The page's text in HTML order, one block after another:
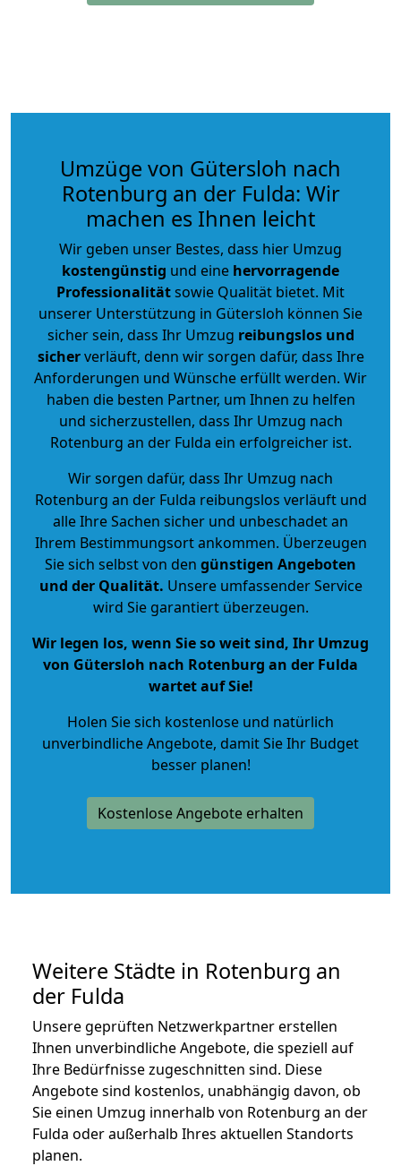
Umzüge von Gütersloh nach
Rotenburg an der Fulda: Wir
machen es Ihnen leicht
Wir geben unser Bestes, dass hier Umzug
kostengünstig und eine hervorragende
Professionalitätsowie Qualität bietet. Mit
unserer Unterstützung in Gütersloh können Sie
sicher sein, dass Ihr Umzug reibungslos und
sicherverläuft, denn wir sorgen dafür, dass Ihre
Anforderungen und Wünsche erfüllt werden. Wir
haben die besten Partner, um Ihnen zu helfen
und sicherzustellen, dass Ihr Umzug nach
Rotenburg an der Fulda ein erfolgreicher ist.
Wir sorgen dafür, dass Ihr Umzug nach
Rotenburg an der Fulda reibungslos verläuft und
alle Ihre Sachen sicher und unbeschadet an
Ihrem Bestimmungsort ankommen. Überzeugen
Sie sich selbst von den günstigen Angeboten
und der Qualität. Unsere umfassender Service
wird Sie garantiert überzeugen.
Wir legen los, wenn Sie so weit sind, Ihr Umzug
von Gütersloh nach Rotenburg an der Fulda
wartet auf Sie!
Holen Sie sich kostenlose und natürlich
unverbindliche Angebote, damit Sie Ihr Budget
besser planen!
Kostenlose Angebote erhalten
Weitere Städte in Rotenburg an
der Fulda
Unsere geprüften Netzwerkpartner erstellen
Ihnen unverbindliche Angebote, die speziell auf
Ihre Bedürfnisse zugeschnitten sind. Diese
Angebote sind kostenlos, unabhängig davon, ob
Sie einen Umzug innerhalb von Rotenburg an der
Fulda oder außerhalb Ihres aktuellen Standorts
planen.